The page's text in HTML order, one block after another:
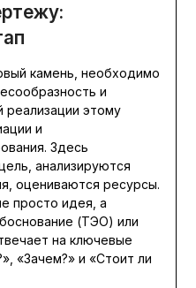
камень, необходимо
и
реализации этому
и
Здесь
анализируются
оцениваются ресурсы.
просто идея, а
(ТЭО) или
на ключевые
«Зачем?» и «Стоит ли